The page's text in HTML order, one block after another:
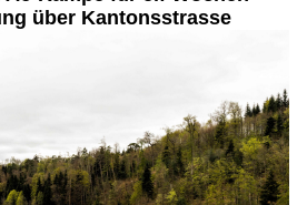
über Kantonsstrasse